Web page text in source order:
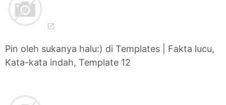
Pin oleh sukanya halu:) di Templates | Fakta lucu,
Kata-kata indah, Template 12